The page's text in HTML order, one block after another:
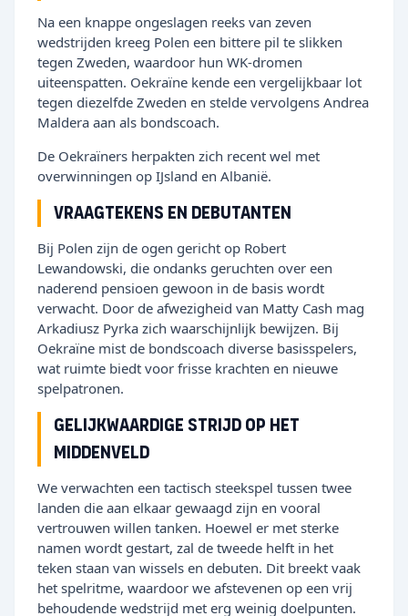
Na een knappe ongeslagen reeks van zeven
wedstrijden kreeg Polen een bittere pil te slikken
tegen Zweden, waardoor hun WK-dromen
uiteenspatten. Oekraïne kende een vergelijkbaar lot
tegen diezelfde Zweden en stelde vervolgens Andrea
Maldera aan als bondscoach.
De Oekraïners herpakten zich recent wel met
overwinningen op IJsland en Albanië.
Vraagtekens en debutanten
Bij Polen zijn de ogen gericht op Robert
Lewandowski, die ondanks geruchten over een
naderend pensioen gewoon in de basis wordt
verwacht. Door de afwezigheid van Matty Cash mag
Arkadiusz Pyrka zich waarschijnlijk bewijzen. Bij
Oekraïne mist de bondscoach diverse basisspelers,
wat ruimte biedt voor frisse krachten en nieuwe
spelpatronen.
Gelijkwaardige strijd op het
middenveld
We verwachten een tactisch steekspel tussen twee
landen die aan elkaar gewaagd zijn en vooral
vertrouwen willen tanken. Hoewel er met sterke
namen wordt gestart, zal de tweede helft in het
teken staan van wissels en debuten. Dit breekt vaak
het spelritme, waardoor we afstevenen op een vrij
behoudende wedstrijd met erg weinig doelpunten.